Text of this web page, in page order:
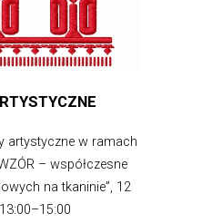
artystyczne w ramach
– współczesne
na tkaninie”, 12